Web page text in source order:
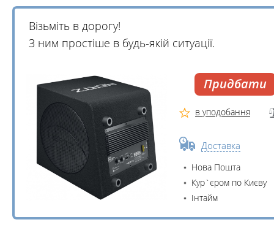
Візьміть в дорогу!
З ним простіше в будь-якій ситуації.
Придбати
в уподобання
Доставка
Нова Пошта
Кур`єром по Києву
Інтайм